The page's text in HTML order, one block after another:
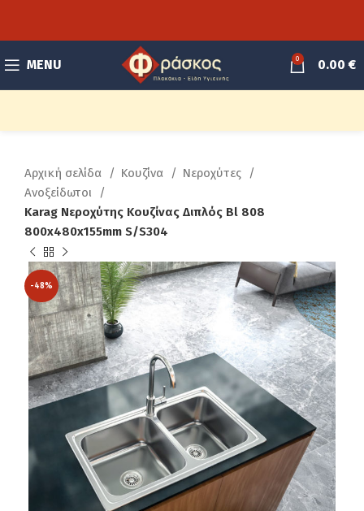
MENU 0 0.00€
Αρχική σελίδα Κουζίνα
Νεροχύτες
Ανοξείδωτοι
Karag Νεροχύτης Κουζίνας Διπλός Bl 808
800x480x155mm S/S304
-48%